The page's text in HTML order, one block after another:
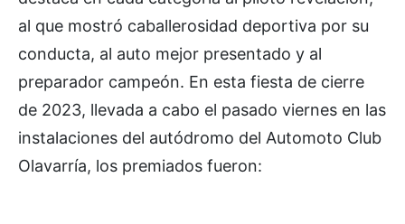
al que mostró caballerosidad deportiva por su
conducta, al auto mejor presentado y al
preparador campeón. En esta fiesta de cierre
de 2023, llevada a cabo el pasado viernes en las
instalaciones del autódromo del Automoto Club
Olavarría, los premiados fueron: